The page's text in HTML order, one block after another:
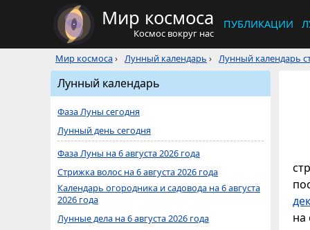
Мир космоса
Космос вокруг нас
ПУБЛИКАЦИИ
Мир космоса› Лунный календарь › Лунный календарь
на
Лунный календарь
Фаза Луны сегодня
Лунный день сегодня
Фаза Луны на 6 августа 2026 года
Стрижка волос на 6 августа 2026 года
Календарь огородника и садовода на 6 августа
2026 года
Лунные дела на 6 августа 2026 года